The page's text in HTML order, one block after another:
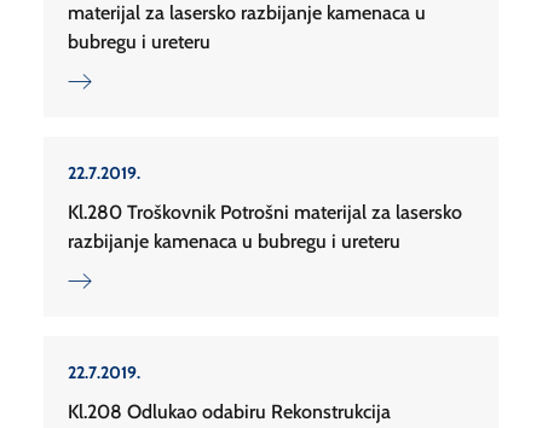
materijal za lasersko razbijanje kamenaca u
bubregu i ureteru
22.7.2019.
Kl.280 Troškovnik Potrošni materijal za lasersko
razbijanje kamenaca u bubregu i ureteru
22.7.2019.
Kl.208 Odlukao odabiru Rekonstrukcija